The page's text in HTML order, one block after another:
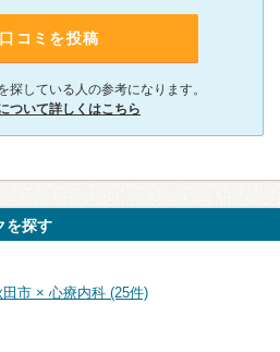
口コミを投稿
探している人の参考になります。
ついて詳しくはこちら
を探す
田市 × 心療内科 (25件)